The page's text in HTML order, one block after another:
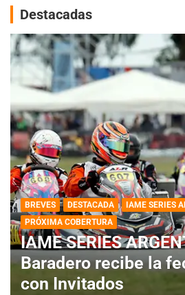
Destacadas
BREVES DESTACADA
IAME SERIES
PRÓXIMA COBERTURA
IAME SERIES
Baradero recibe la
con Invitados